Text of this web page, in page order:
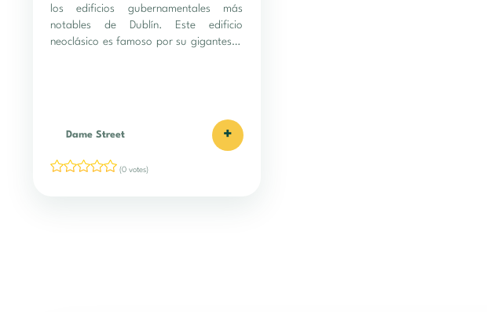
los edificios gubernamentales más
notables de Dublín. Este edificio
neoclásico es famoso por su gigantesca
Dame Street +
(0 votes)